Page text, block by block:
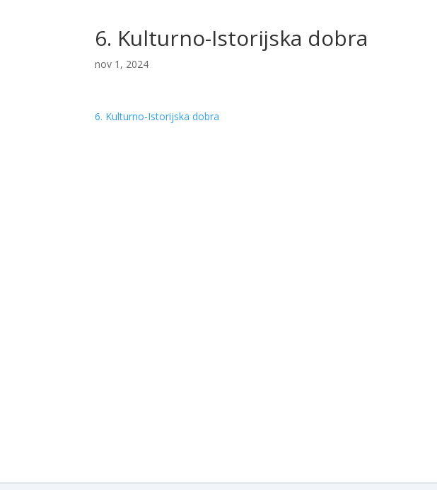
6. Kulturno-Istorijska dobra
nov 1, 2024
6. Kulturno-Istorijska dobra